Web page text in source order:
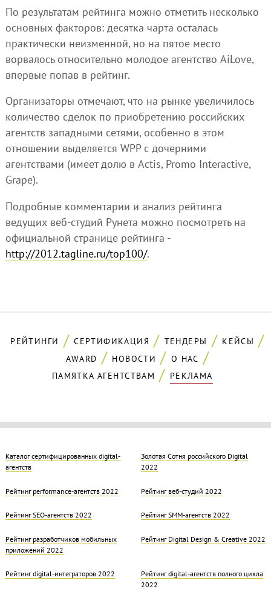
По результатам рейтинга можно отметить несколько
основных факторов: десятка чарта осталась
практически неизменной, но на пятое место
ворвалось относительно молодое агентство AiLove,
впервые попав в рейтинг.
Организаторы отмечают, что на рынке увеличилось
количество сделок по приобретению российских
агентств западными сетями, особенно в этом
отношении выделяется WPP с дочерними
агентствами (имеет долю в Actis, Promo Interactive,
Grape).
Подробные комментарии и анализ рейтинга
ведущих веб-студий Рунета можно посмотреть на
официальной странице рейтинга -
http://2012.tagline.ru/top100/.
РЕЙТИНГИ СЕРТИФИКАЦИЯ ТЕНДЕРЫ
КЕЙСЫ
AWARD
НОВОСТИ
О НАС
ПАМЯТКА АГЕНТСТВАМ
РЕКЛАМА
Каталог сертифицированных digital-
агентств
Золотая Cотня российского Digital
2022
Рейтинг performance-агентств 2022 Рейтинг веб-студий 2022
Рейтинг SEO-агентств 2022 Рейтинг SMM-агентств 2022
Рейтинг разработчиков мобильных
приложений 2022
Рейтинг Digital Design & Creative 2022
Рейтинг digital-интеграторов 2022
Рейтинг digital-агентств полного цикла
2022